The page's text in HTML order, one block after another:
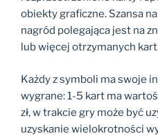
obiekty graficzne. Szansa
nagród polegająca jest na
lub więcej otrzymanych
Każdy z symboli ma swoje
wygrane: 1-5 kart ma
zł, w trakcie gry może być
uzyskanie wielokrotności